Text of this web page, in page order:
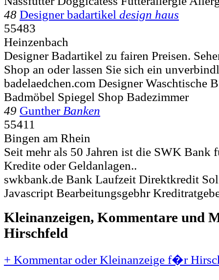
48 Designer badartikel design haus
55483
Heinzenbach
Designer Badartikel zu fairen Preisen.
Shop an oder lassen Sie sich ein
badelaedchen.com Designer Waschtische
Badmöbel Spiegel Shop Badezimmer
49 Gunther Banken
55411
Bingen am Rhein
Seit mehr als 50 Jahren ist die SWK Bank
Kredite oder Geldanlagen..
swkbank.de Bank Laufzeit Direktkredit
Javascript Bearbeitungsgebhr
Kleinanzeigen, Kommentare und
Hirschfeld
+ Kommentar oder Kleinanzeige f�r